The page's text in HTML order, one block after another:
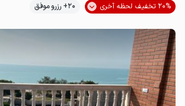
20% تخفیف لحظه آخری
20+ رزرو موفق